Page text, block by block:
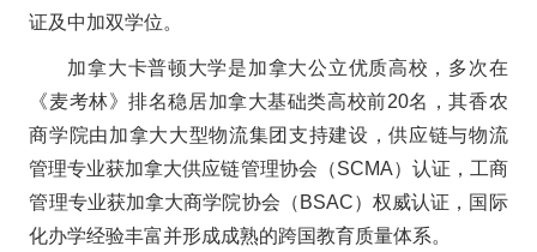
证及中加双学位。
加拿大卡普顿大学是加拿大公立优质高校，多次在
《麦考林》排名稳居加拿大基础类高校前20名，其香农
商学院由加拿大大型物流集团支持建设，供应链与物流
管理专业获加拿大供应链管理协会（SCMA）认证，工商
管理专业获加拿大商学院协会（BSAC）权威认证，国际
化办学经验丰富并形成成熟的跨国教育质量体系。